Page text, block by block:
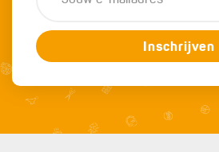
Inschrijven